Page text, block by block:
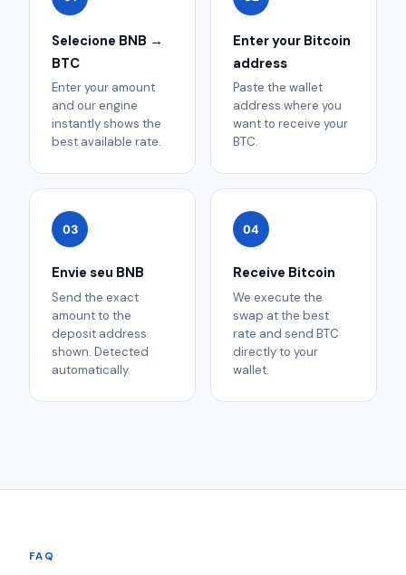
Selecione BNB →
BTC
Enter your amount
and our engine
instantly shows the
best available rate.
Enter your Bitcoin
address
Paste the wallet
address where you
want to receive your
BTC.
03
Envie seu BNB
Send the exact
amount to the
deposit address
shown. Detected
automatically.
04
Receive Bitcoin
We execute the
swap at the best
rate and send BTC
directly to your
wallet.
FAQ